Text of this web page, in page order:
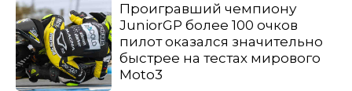
Проигравший чемпиону
JuniorGP более 100 очков
пилот оказался значительно
быстрее на тестах мирового
Moto3